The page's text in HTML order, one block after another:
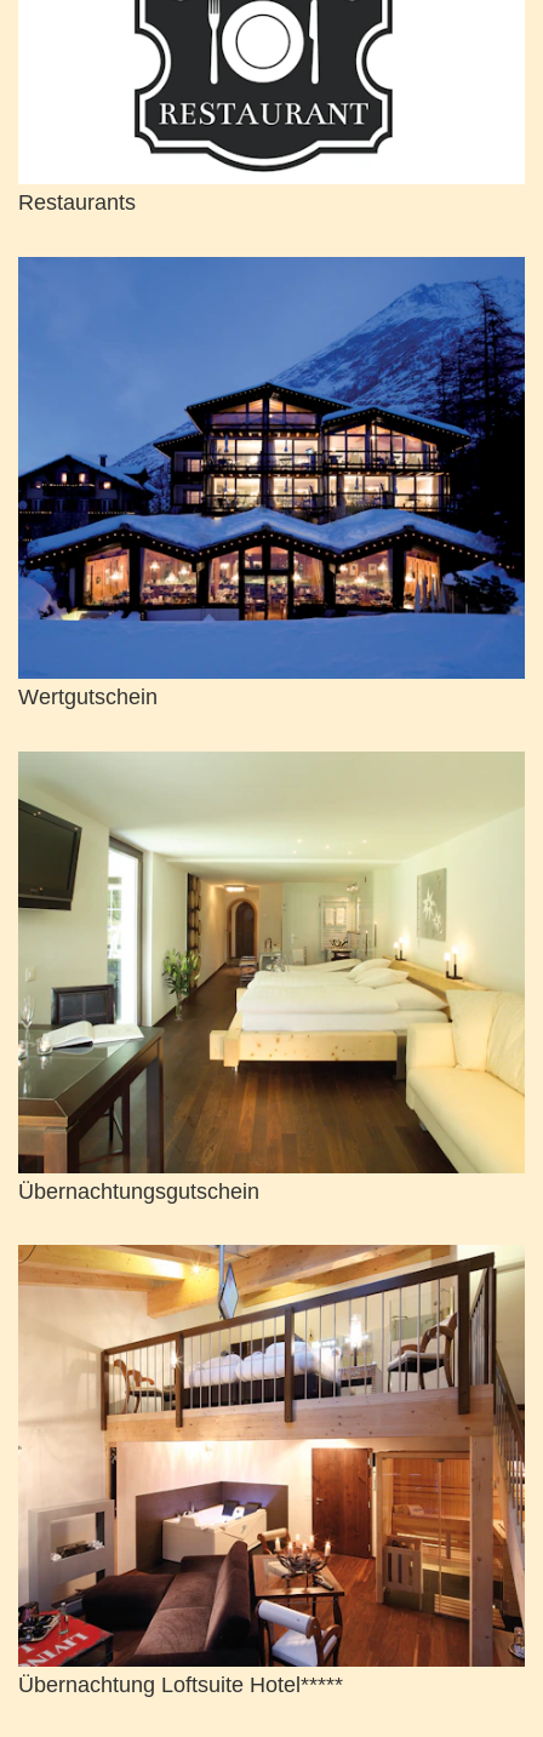
Restaurants
Wertgutschein
Übernachtungsgutschein
Übernachtung Loftsuite Hotel*****